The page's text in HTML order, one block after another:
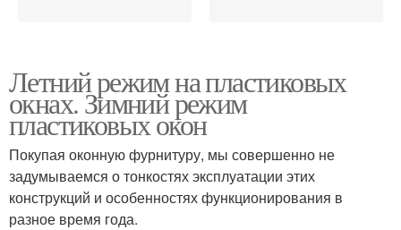
Летний режим на пластиковых
окнах. Зимний режим
пластиковых окон
Покупая оконную фурнитуру, мы совершенно не
задумываемся о тонкостях эксплуатации этих
конструкций и особенностях функционирования в
разное время года.